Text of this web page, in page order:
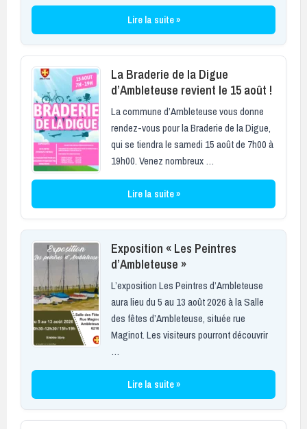
Lire la suite »
La Braderie de la Digue
d’Ambleteuse revient le 15 août !
La commune d’Ambleteuse vous donne
rendez-vous pour la Braderie de la Digue,
qui se tiendra le samedi 15 août de 7h00 à
19h00. Venez nombreux …
Lire la suite »
Exposition « Les Peintres
d’Ambleteuse »
L’exposition Les Peintres d’Ambleteuse
aura lieu du 5 au 13 août 2026 à la Salle
des fêtes d’Ambleteuse, située rue
Maginot. Les visiteurs pourront découvrir
…
Lire la suite »